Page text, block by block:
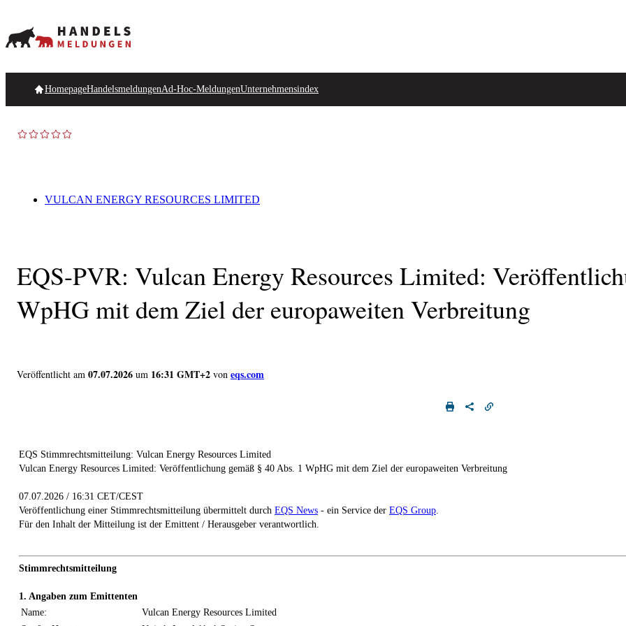
HomepageHandelsmeldungenAd-Hoc-MeldungenUnternehmensindex
VULCAN ENERGY RESOURCES LIMITED
EQS-PVR: Vulcan Energy Resources Limited:
WpHG mit dem Ziel der europaweiten Verbreitung
Veröffentlicht am 07.07.2026 um 16:31 GMT+2 von eqs.com
EQS Stimmrechtsmitteilung: Vulcan Energy Resources Limited
Vulcan Energy Resources Limited: Veröffentlichung gemäß § 40 Abs. 1 WpHG mit dem Ziel der europaweiten Verbreitung
07.07.2026 / 16:31 CET/CEST
Veröffentlichung einer Stimmrechtsmitteilung übermittelt durch EQS News - ein Service der EQS Group
Für den Inhalt der Mitteilung ist der Emittent / Herausgeber verantwortlich.
Stimmrechtsmitteilung
1. Angaben zum Emittenten
Name:
Vulcan Energy Resources Limited